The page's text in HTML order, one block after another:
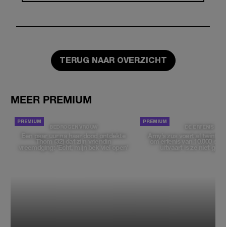
TERUG NAAR OVERZICHT
MEER PREMIUM
BEDROGEN VROUW
Een paar uur na haar dood ontdekte
Thom (32) dat zijn vriendin
vreemdging: 'Echt, mijn bek viel open'
DE ERFENIS
Amy’s zus voert al twintig
om erfenis van 10.000
uitvaart is ze niet